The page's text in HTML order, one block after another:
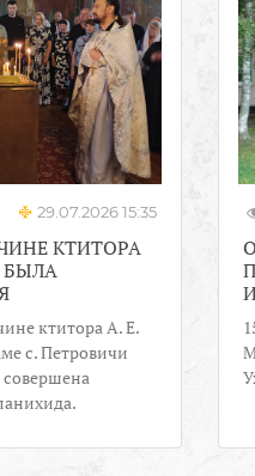
29.07.2026 15:35
КТИТОРА
БЫЛА
ктитора А. Е.
с. Петровичи
совершена